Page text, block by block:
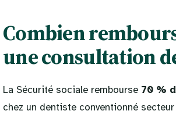
Combien
une consultation
La Sécurité sociale rembourse 70 %
chez un dentiste conventionné